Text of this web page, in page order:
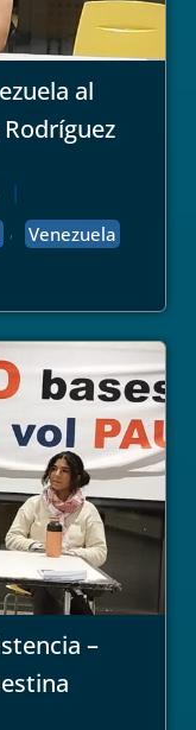
al
|
,
Venezuela
–